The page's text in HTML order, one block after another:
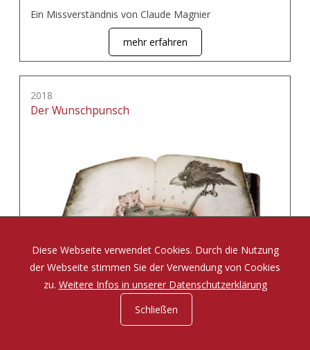
Ein Missverständnis von Claude Magnier
mehr erfahren
2018
Der Wunschpunsch
Eine Zauberposse von Michael Ende
Diese Webseite verwendet Cookies. Durch die Nutzung
der Webseite stimmen Sie der Verwendung von Cookies
zu. Weitere Infos in unserer Datenschutzerklärung
Schließen